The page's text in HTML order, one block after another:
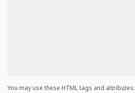
You may use these HTML tags and attributes: